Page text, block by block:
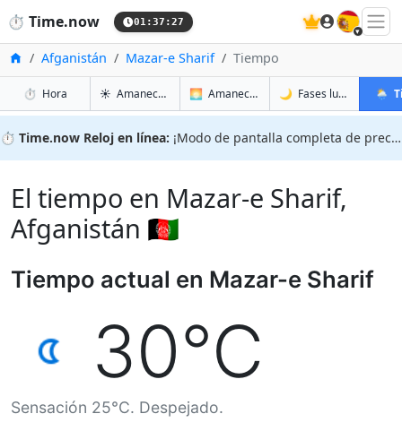
⏱️ Time.now 01:37:28 🇪🇸
InicioAfganistán Mazar-e Sharif Tiempo
⏱️ Horaen Mazar-e Sharif
☀️ Amanecer y atardecer en Mazar-e Sharif
🌅 Amanecer y atardecer mañana en
🌙 Fases lunares en
🌦️
⏱️ Time.now Reloj en línea: ¡Modo de pantalla completa de precisión!
El tiempo en Mazar-e Sharif,
Afganistán 🇦🇫
Tiempo actual en Mazar-e Sharif
30°C
Sensación 25°C. Despejado.